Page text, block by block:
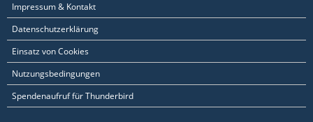
Impressum & Kontakt
Datenschutzerklärung
Einsatz von Cookies
Nutzungsbedingungen
Spendenaufruf für Thunderbird